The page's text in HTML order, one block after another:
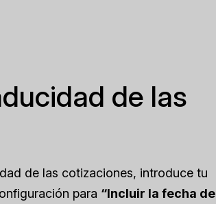
de las
de las cotizaciones, introduce tu
para “Incluir la fecha de